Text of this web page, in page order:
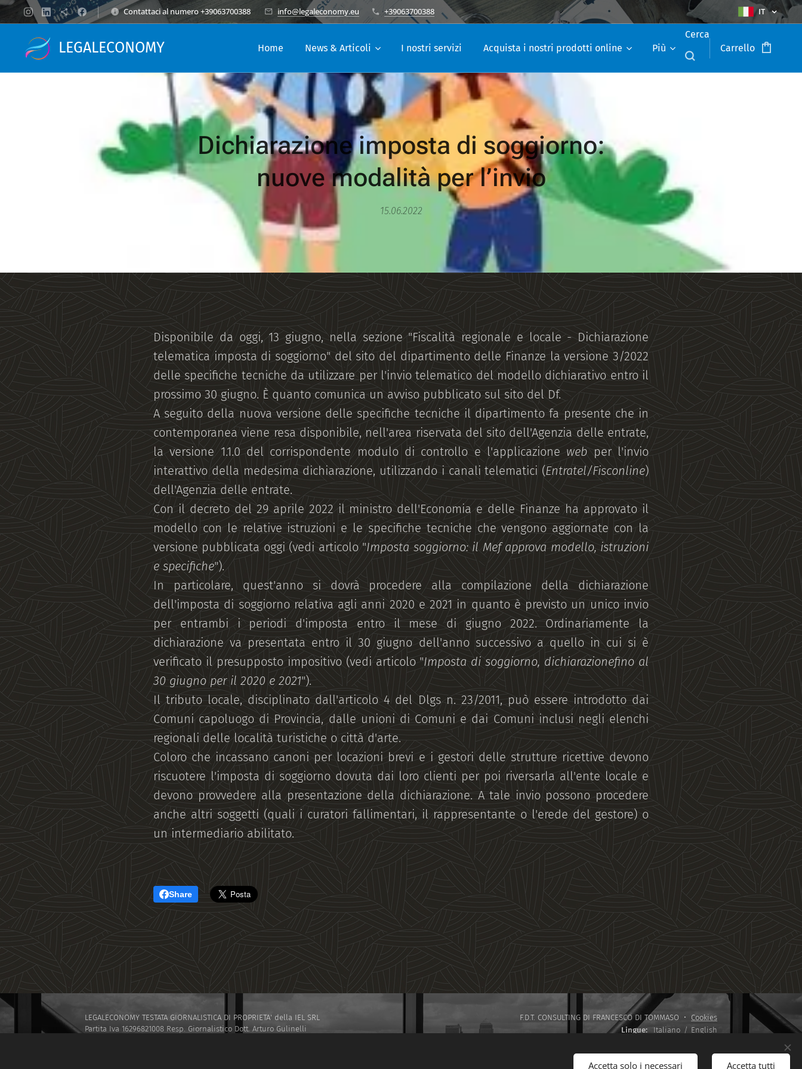
Contattaci al numero +39063700388 info@legaleconomy.eu +39063700388 IT
LEGALECONOMY Home News & Articoli I nostri servizi Acquista i nostri prodotti online Più
Cerca
Carrello
Dichiarazione imposta di soggiorno:
nuove modalità per l’invio
15.06.2022
Disponibile da oggi, 13 giugno, nella sezione "Fiscalità regionale e locale - Dichiarazione
telematica imposta di soggiorno" del sito del dipartimento delle Finanze la versione 3/2022
delle specifiche tecniche da utilizzare per l'invio telematico del modello dichiarativo entro il
prossimo 30 giugno. È quanto comunica un avviso pubblicato sul sito del Df.
A seguito della nuova versione delle specifiche tecniche il dipartimento fa presente che in
contemporanea viene resa disponibile, nell'area riservata del sito dell'Agenzia delle entrate,
la versione 1.1.0 del corrispondente modulo di controllo e l'applicazione webper l'invio
interattivo della medesima dichiarazione, utilizzando i canali telematici (Entratel/Fisconline)
dell'Agenzia delle entrate.
Con il decreto del 29 aprile 2022 il ministro dell'Economia e delle Finanze ha approvato il
modello con le relative istruzioni e le specifiche tecniche che vengono aggiornate con la
versione pubblicata oggi (vedi articolo "Imposta soggiorno: il Mef approva modello, istruzioni
e specifiche").
In particolare, quest'anno si dovrà procedere alla compilazione della dichiarazione
dell'imposta di soggiorno relativa agli anni 2020 e 2021 in quanto è previsto un unico invio
per entrambi i periodi d'imposta entro il mese di giugno 2022. Ordinariamente la
dichiarazione va presentata entro il 30 giugno dell'anno successivo a quello in cui si è
verificato il presupposto impositivo (vedi articolo "Imposta di soggiorno, dichiarazionefino al
30 giugno per il 2020 e 2021").
Il tributo locale, disciplinato dall'articolo 4 del Dlgs n. 23/2011, può essere introdotto dai
Comuni capoluogo di Provincia, dalle unioni di Comuni e dai Comuni inclusi negli elenchi
regionali delle località turistiche o città d'arte.
Coloro che incassano canoni per locazioni brevi e i gestori delle strutture ricettive devono
riscuotere l'imposta di soggiorno dovuta dai loro clienti per poi riversarla all'ente locale e
devono provvedere alla presentazione della dichiarazione. A tale invio possono procedere
anche altri soggetti (quali i curatori fallimentari, il rappresentante o l'erede del gestore) o
un intermediario abilitato.
Share
LEGALECONOMY TESTATA GIORNALISTICA DI PROPRIETA' della IEL SRL
Partita Iva 16296821008 Resp. Giornalistico Dott. Arturo Gulinelli
F.D.T. CONSULTING DI FRANCESCO DI TOMMASO
Cookies
Lingue
Italiano English
Accetta solo i necessari Accetta tutti